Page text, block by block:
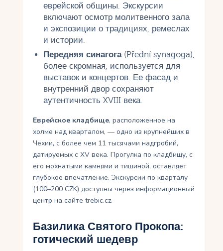
еврейской общины. Экскурсии
включают осмотр молитвенного зала
и экспозиции о традициях, ремеслах
и истории.
Передняя синагога(Přední synagoga),
более скромная, используется для
выставок и концертов. Ее фасад и
внутренний двор сохраняют
аутентичность XVIII века.
Еврейское кладбище, расположенное на
холме над кварталом, — одно из крупнейших в
Чехии, с более чем 11 тысячами надгробий,
датируемых с XV века. Прогулка по кладбищу, с
его мохнатыми камнями и тишиной, оставляет
глубокое впечатление. Экскурсии по кварталу
(100–200 CZK) доступны через информационный
центр на сайте trebic.cz.
Базилика Святого Прокопа:
готический шедевр